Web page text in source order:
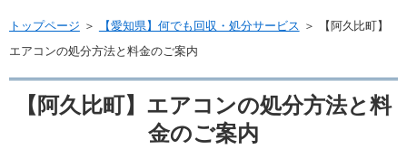
トップページ ＞ 【愛知県】何でも回収・処分サービス ＞
【阿久比町】
エアコンの処分方法と料金のご案内
【阿久比町】エアコンの処分方法と料
金のご案内